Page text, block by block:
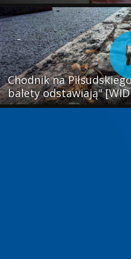
Chodnik na
balety odstawiają"